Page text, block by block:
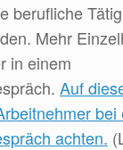
berufliche
Mehr
in einem
Auf
bei
achten.